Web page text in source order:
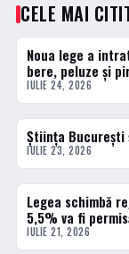
CELE MAI
1 · TOP
Noua lege a
bere, peluze și
IULIE 24, 2026
2 · TOP
Știința
IULIE 23, 2026
3 · TOP
Legea schimbă
5,5% va fi
IULIE 21, 2026